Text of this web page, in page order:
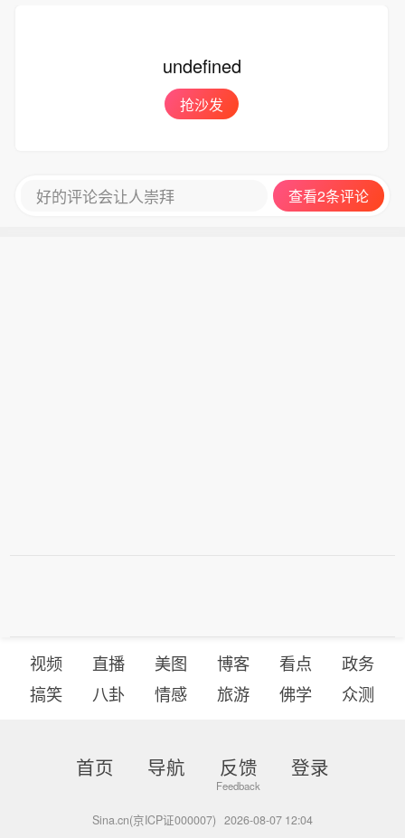
undefined
抢沙发
好的评论会让人崇拜 查看2条评论
视频 直播 美图 博客 看点
政务
搞笑
八卦 情感 旅游 佛学 众测
首页 导航 反馈 登录
Sina.cn(京ICP证000007) 2026-08-07 12:04